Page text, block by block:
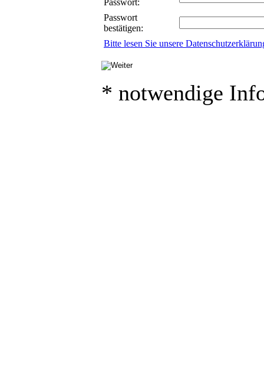
Passwort:
Passwort
bestätigen:
Bitte lesen Sie unsere
* notwendige